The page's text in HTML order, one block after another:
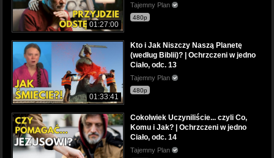
01:27:00
Tajemny Plan
480p
01:33:41
Kto i Jak Niszczy Naszą Planetę
(według Biblii)? | Ochrzczeni w jedno
Ciało, odc. 13
Tajemny Plan
480p
Cokolwiek Uczyniliście... czyli Co,
Komu i Jak? | Ochrzczeni w jedno
Ciało, odc. 14
Tajemny Plan